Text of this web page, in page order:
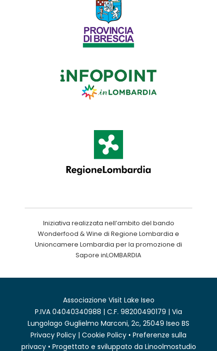
Iniziativa realizzata nell’ambito del bando
Wonderfood & Wine di Regione Lombardia e
Unioncamere Lombardia per la promozione di
Sapore inLOMBARDIA
Associazione Visit Lake Iseo
P.IVA 04040340988 | C.F. 98200490179 | Via
Lungolago Guglielmo Marconi, 2c, 25049 Iseo BS
Privacy Policy | Cookie Policy • Preferenze sulla
privacy• Progettato e sviluppato da Linoolmostudio